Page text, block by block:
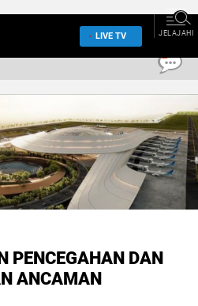
LIVE TV JELAJAHI
PENCEGAHAN DAN
ANCAMAN